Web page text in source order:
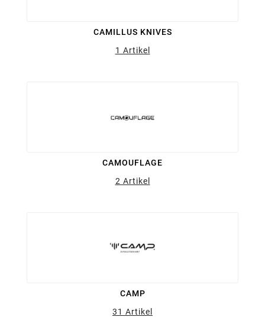
CAMILLUS KNIVES
1 Artikel
CAMOUFLAGE
2 Artikel
CAMP
31 Artikel